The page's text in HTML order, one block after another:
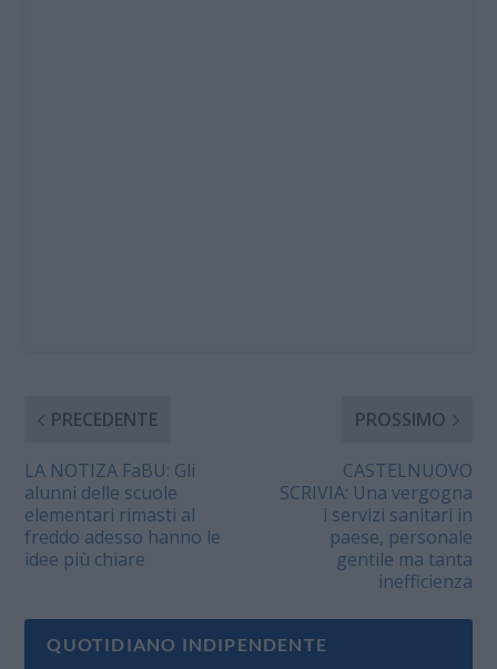
PRECEDENTE
LA NOTIZA FaBU: Gli
alunni delle scuole
elementari rimasti al
freddo adesso hanno le
idee più chiare
PROSSIMO
CASTELNUOVO
SCRIVIA: Una vergogna
i servizi sanitari in
paese, personale
gentile ma tanta
inefficienza
QUOTIDIANO INDIPENDENTE